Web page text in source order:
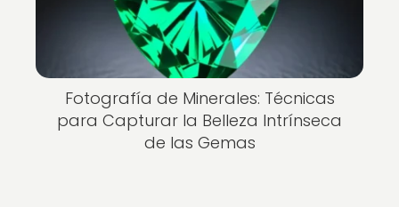
Fotografía de Minerales: Técnicas
para Capturar la Belleza Intrínseca
de las Gemas